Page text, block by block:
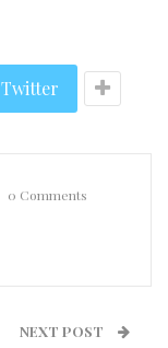
Twitter
0 Comments
NEXT POST